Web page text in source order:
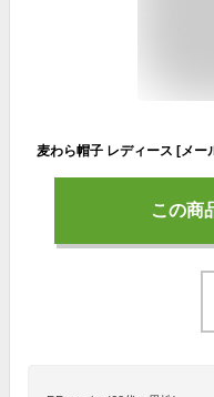
この商